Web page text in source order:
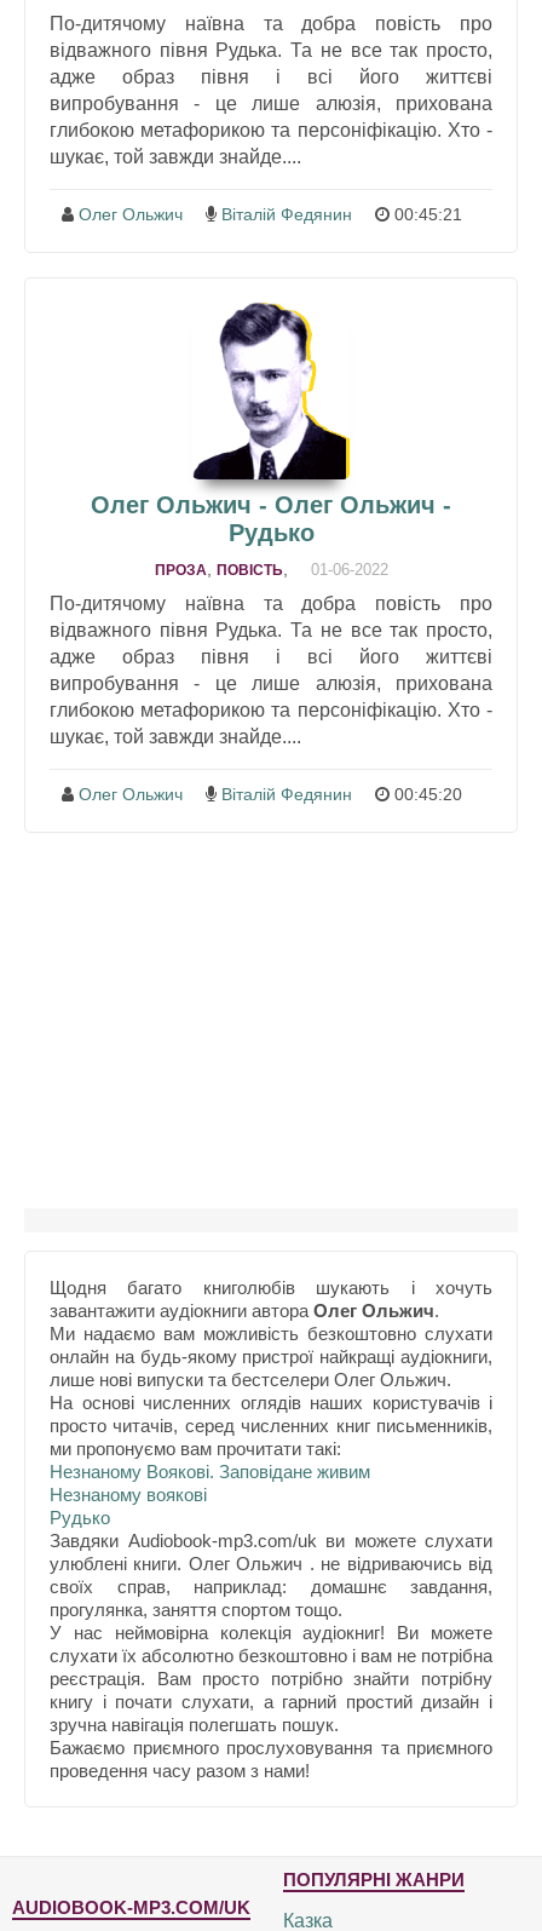
По-дитячому наївна та добра повість про
відважного півня Рудька. Та не все так просто,
адже образ півня і всі його життєві
випробування - це лише алюзія, прихована
глибокою метафорикою та персоніфікацію. Хто -
шукає, той завжди знайде....
Олег Ольжич Віталій Федянин 00:45:21
Олег Ольжич - Олег Ольжич -
Рудько
ПРОЗА ПОВІСТЬ, 01-06-2022
По-дитячому наївна та добра повість про
відважного півня Рудька. Та не все так просто,
адже образ півня і всі його життєві
випробування - це лише алюзія, прихована
глибокою метафорикою та персоніфікацію. Хто -
шукає, той завжди знайде....
Олег Ольжич Віталій Федянин 00:45:20
Щодня багато книголюбів шукають і хочуть
завантажити аудіокниги автора Олег Ольжич.
Ми надаємо вам можливість безкоштовно слухати
онлайн на будь-якому пристрої найкращі аудіокниги,
лише нові випуски та бестселери Олег Ольжич.
На основі численних оглядів наших користувачів і
просто читачів, серед численних книг письменників,
ми пропонуємо вам прочитати такі:
Незнаному Вояковi. Заповiдане живим
Незнаному воякові
Рудько
Завдяки Audiobook-mp3.com/uk ви можете слухати
улюблені книги. Олег Ольжич . не відриваючись від
своїх справ, наприклад: домашнє завдання,
прогулянка, заняття спортом тощо.
У нас неймовірна колекція аудіокниг! Ви можете
слухати їх абсолютно безкоштовно і вам не потрібна
реєстрація. Вам просто потрібно знайти потрібну
книгу і почати слухати, а гарний простий дизайн і
зручна навігація полегшать пошук.
Бажаємо приємного прослуховування та приємного
проведення часу разом з нами!
AUDIOBOOK-MP3.COM/UK
ПОПУЛЯРНІ ЖАНРИ
Казка